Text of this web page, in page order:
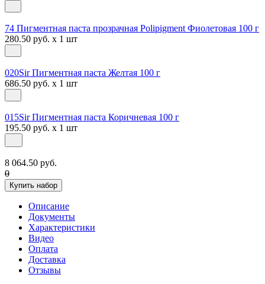
74 Пигментная паста прозрачная Polipigment Фиолетовая 100 г
280.50 руб. x 1 шт
020Sir Пигментная паста Желтая 100 г
686.50 руб. x 1 шт
015Sir Пигментная паста Коричневая 100 г
195.50 руб. x 1 шт
8 064.50 руб.
0
Купить набор
Описание
Документы
Характеристики
Видео
Оплата
Доставка
Отзывы